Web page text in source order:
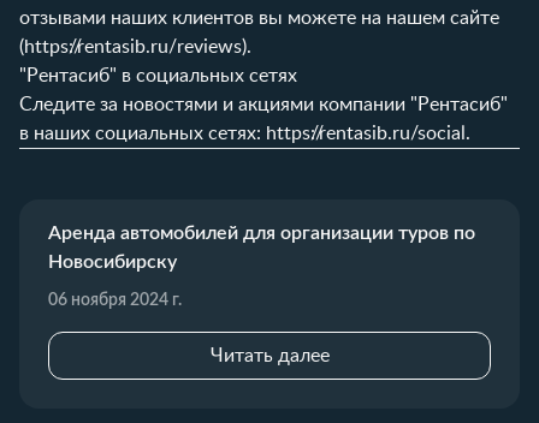
отзывами наших клиентов вы можете на нашем сайте
(https://rentasib.ru/reviews).
"Рентасиб" в социальных сетях
Следите за новостями и акциями компании "Рентасиб"
в наших социальных сетях: https://rentasib.ru/social .
Аренда автомобилей для организации туров по
Новосибирску
06 ноября 2024 г.
Читать далее